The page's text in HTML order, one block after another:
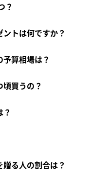
？
トは何ですか？
算相場は？
買うの？
る人の割合は？